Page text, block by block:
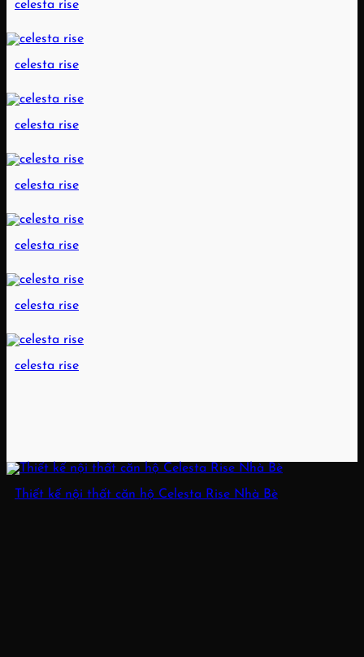
celesta rise
celesta rise
celesta rise
celesta rise
celesta rise
celesta rise
celesta rise
Thiết kế nội thất căn hộ Celesta Rise Nhà Bè